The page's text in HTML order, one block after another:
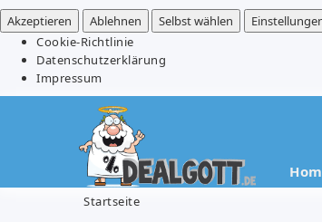
Akzeptieren
Ablehnen Selbst wählen
Cookie-Richtlinie
Datenschutzerklärung
Impressum
Startseite